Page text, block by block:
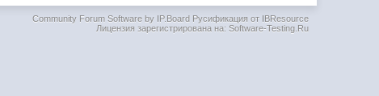
Community Forum Software by IP.BoardРусификация от IBResource
Лицензия зарегистрирована на: Software-Testing.Ru